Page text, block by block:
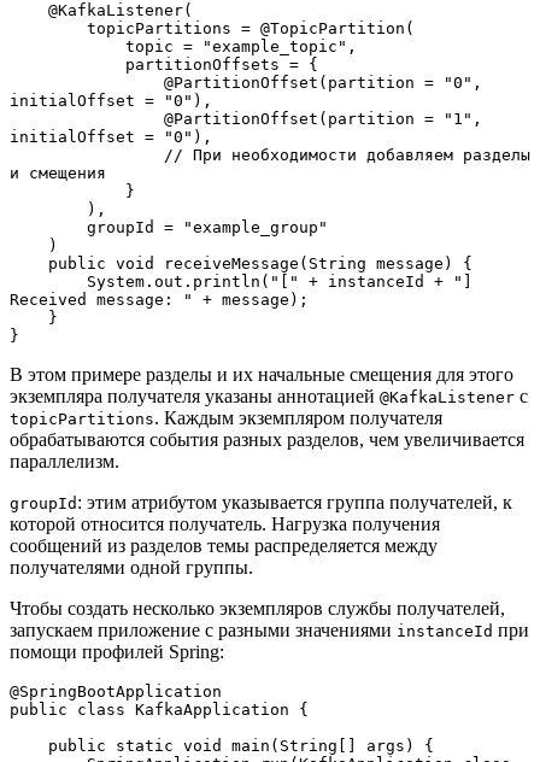
    @KafkaListener(
        topicPartitions = @TopicPartition(
            topic = "example_topic",
            partitionOffsets = {
initialOffset = "0"),
initialOffset = "0"),
и смещения
            }
        ),
        groupId = "example_group"
    )
    public void receiveMessage(String message) {
Received message: " + message);
    }
}
В этом примере разделы и их начальные смещения для этого
экземпляра получателя указаны аннотацией @KafkaListener с
topicPartitions. Каждым экземпляром получателя
обрабатываются события разных разделов, чем увеличивается
параллелизм.
groupId : этим атрибутом указывается группа получателей, к
которой относится получатель. Нагрузка получения
сообщений из разделов темы распределяется между
получателями одной группы.
Чтобы создать несколько экземпляров службы получателей,
запускаем приложение с разными значениями instanceId при
помощи профилей Spring:
@SpringBootApplication
public class KafkaApplication {
    public static void main(String[] args) {